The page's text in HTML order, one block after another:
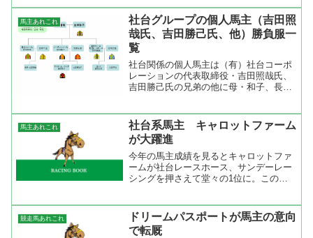
会社の人材派遣業を支援し、売却先と交
わした競合...
馬主あれこれ
社台グループの個人馬主（吉田照
哉氏、吉田勝己氏、他）勝負服一
覧
社台関係の個人馬主は（有）社台コーポ
レーションの代表取締役・吉田照哉氏、
吉田勝己氏の兄弟の他に母・和子、長
恵などがいる。彼らの勝負服をみると全
て縦縞。誰がどの勝負服は出...
馬主あれこれ
社台系馬主 キャロットファーム
が大躍進
今年の馬主成績を見るとキャロットファ
ームが社台レースホース、サンデーレー
シングを押さえて堂々の1位に。このま
奪取してしまいそう。 そういえば今年
は黄緑の勝負服の活躍が目...
競走馬あれこれ
ドリームパスポートが馬主の意向
で転厩